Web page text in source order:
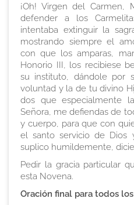
¡Oh! Virgen del Carmen,
defender a los
intentaba extinguir la
mostrando siempre el
con que los amparas,
Honorio III, los recibiese
su instituto, dándole por
voluntad y la de tu divino
dos que especialmente
Señora, me defiendas de
y cuerpo, para que con
el santo servicio de Dios
suplico humildemente,
Pedir la gracia particular
esta Novena.
Oración final para todos